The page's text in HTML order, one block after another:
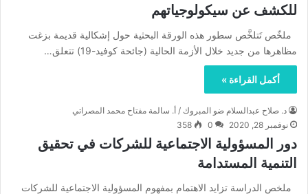
للكشف عن سيكولوجياتهم
ملخّص تَتلخَّص سطور هذه الورقة البحثية حول إشكالية قديمة بزغت
مظاهرها من جديد خلال الأزمة الحالية (جائحة كوفيد-19) تتعلق…
أكمل القراءة »
د. صلاح عبدالسلام ضو المبروك / أ. سالمة مفتاح محمد المصراتي
نوفمبر 28, 2020
0
358
دور المسؤولية الاجتماعية للشركات في تحقيق
التنمية المستدامة
ملخص الدراسة تزايد الاهتمام بمفهوم المسؤولية الاجتماعية للشركات